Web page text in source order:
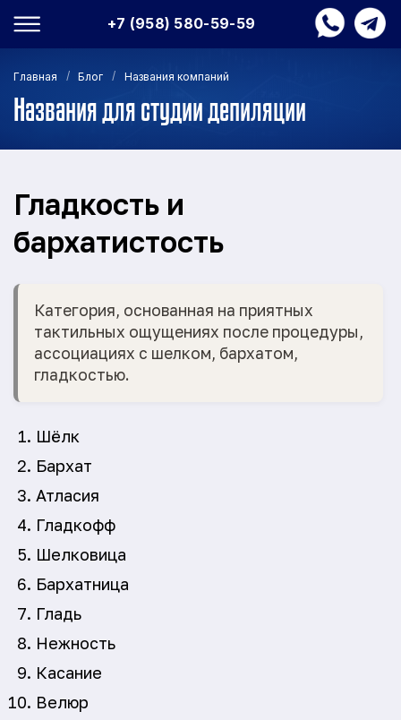
+7 (958) 580-59-59
Главная / Блог / Названия компаний
Названия для студии депиляции
Гладкость и
бархатистость
Категория, основанная на приятных
тактильных ощущениях после процедуры,
ассоциациях с шелком, бархатом,
гладкостью.
Шёлк
Бархат
Атласия
Гладкофф
Шелковица
Бархатница
Гладь
Нежность
Касание
Велюр